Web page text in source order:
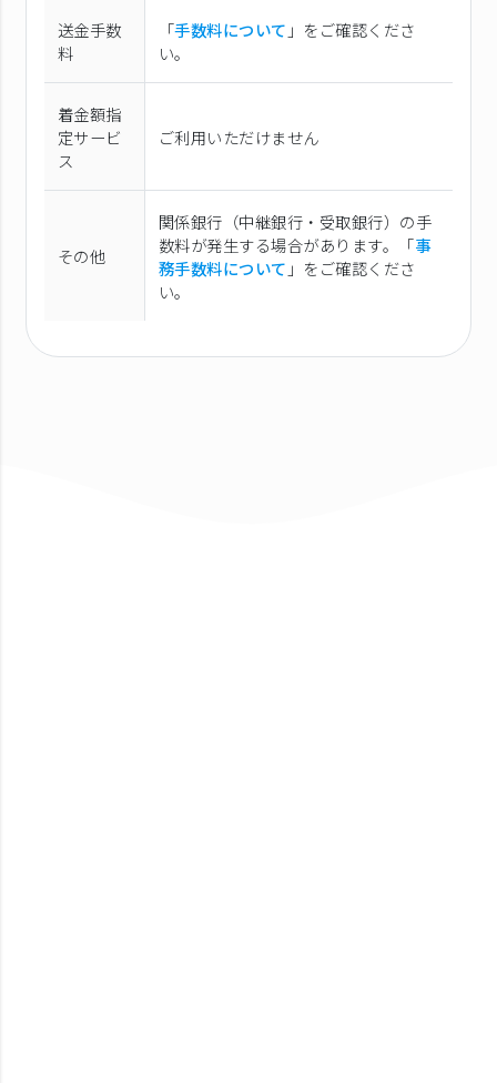
送金手数
料
「手数料について 」をご確認くださ
い。
着金額指
定サービ
ス
ご利用いただけません
その他
関係銀行（中継銀行・受取銀行）の手
数料が発生する場合があります。「事
務手数料について 」をご確認くださ
い。